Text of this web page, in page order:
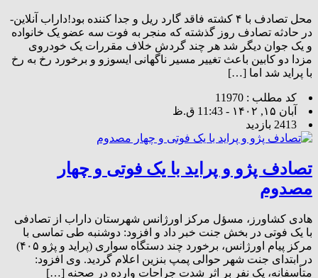
محل تصادف با ۴ کشته فاقد گارد ریل و جدا کننده بود!داراب آنلاین-
در حادثه تصادف روز گذشته که منجر به فوت سه عضو یک خانواده
و یک جوان دیگر شد هر چند گردش خلاف مقررات یک خودروی
مزدا دو کابین باعث تغییر مسیر ناگهانی ایسوزو و برخورد رخ به رخ
با پراید شد اما […]
کد مطلب : 11970
آبان ۱۵, ۱۴۰۲ - 11:43 ق.ظ
2413 بازدید
تصادف پژو و پراید با یک فوتی و چهار
مصدوم
هادی کشاورز، مسؤل مرکز اورژانس شهرستان داراب از تصادفی
با یک فوتی در بخش جنت خبر داد و افزود: دوشنبه طی تماسی با
مرکز پیام اورژانس، برخورد چند دستگاه سواری (پراید و پژو ۴۰۵)
در ابتدای جنت شهر حوالی پمپ بنزین اعلام گردید. وی افزود:
متأسفانه، یک نفر بر اثر شدت جراحات وارده در صحنه […]